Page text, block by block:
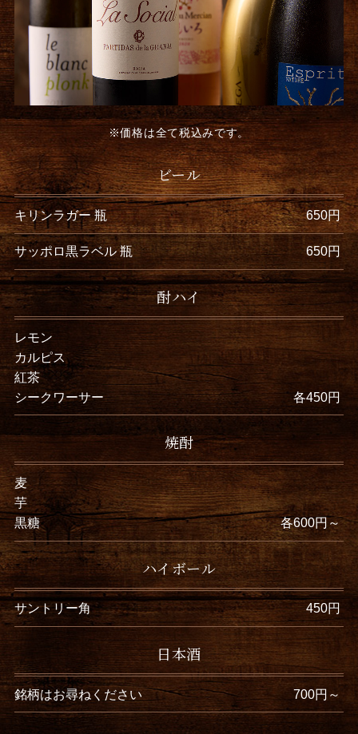
※価格は全て税込みです。
ビール
キリンラガー 瓶 650円
サッポロ黒ラベル 瓶 650円
酎ハイ
レモン
カルピス
紅茶
シークワーサー
各450円
焼酎
麦
芋
黒糖
各600円～
ハイボール
サントリー角 450円
日本酒
銘柄はお尋ねください 700円～